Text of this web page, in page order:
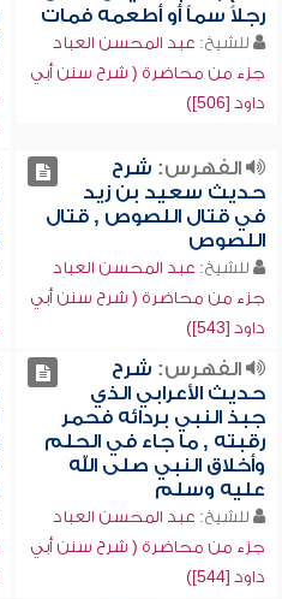
رجلاً سماً أو أطعمه فمات
للشيخ: عبد المحسن العباد
جزء من محاضرة ( شرح سنن أبي
داود [506])
الفهرس: شرح
حديث سعيد بن زيد
في قتال اللصوص , قتال
اللصوص
للشيخ: عبد المحسن العباد
جزء من محاضرة ( شرح سنن أبي
داود [543])
الفهرس: شرح
حديث الأعرابي الذي
جبذ النبي بردائه فحمر
رقبته , ما جاء في الحلم
وأخلاق النبي صلى الله
عليه وسلم
للشيخ: عبد المحسن العباد
جزء من محاضرة ( شرح سنن أبي
داود [544])